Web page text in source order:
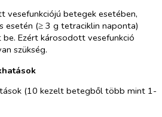
vesefunkciójú betegek esetében,
(≥ 3 g tetraciklin naponta)
Ezért károsodott vesefunkció
szükség.
(10 kezelt betegből több mint 1-